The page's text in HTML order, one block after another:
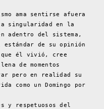
ama sentirse afuera
singularidad en la
adentro del sistema,
de su opinión
que él vivió, cree
de momentos
pero en realidad su
como un Domingo por
y respetuosos del